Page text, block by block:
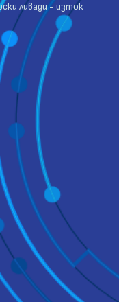
ливади - изток